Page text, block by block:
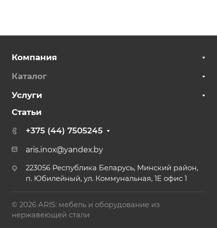
Компания
Каталог
Услуги
Статьи
+375 (44) 7505245
aris.inox@yandex.by
223056 Республика Беларусь, Минский район,
п. Юбилейный, ул. Коммунальная, 1Е офис 1
© 2026 ARIS: мебель и оборудование из
нержавеющей стали